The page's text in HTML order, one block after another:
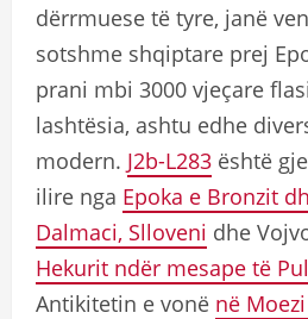
dërrmuese të tyre, janë
sotshme shqiptare prej
prani mbi 3000 vjeçare
lashtësia, ashtu edhe
modern. J2b-L283 është
ilire nga Epoka e Bronzit
Dalmaci, Slloveni dhe
Hekurit ndër mesape të
Antikitetin e vonë në